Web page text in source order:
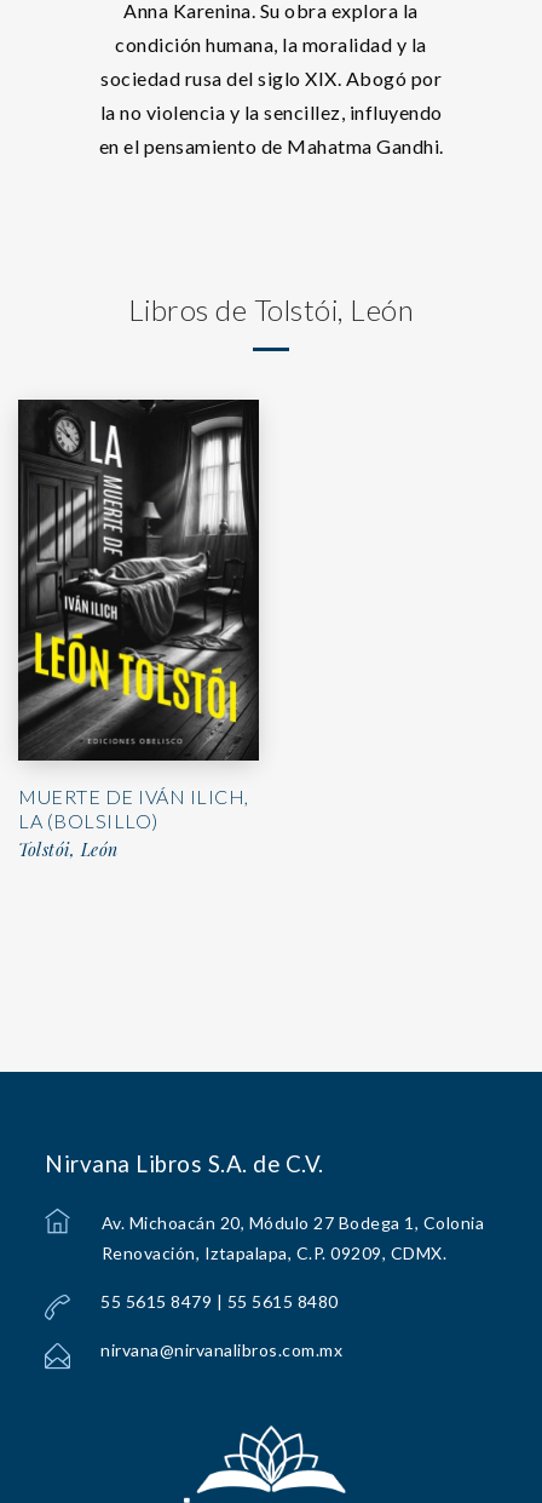
Anna Karenina. Su obra explora la
condición humana, la moralidad y la
sociedad rusa del siglo XIX. Abogó por
la no violencia y la sencillez, influyendo
en el pensamiento de Mahatma Gandhi.
Libros de Tolstói, León
MUERTE DE IVÁN ILICH,
LA (BOLSILLO)
Tolstói, León
Nirvana Libros S.A. de C.V.
Av. Michoacán 20, Módulo 27 Bodega 1, Colonia
Renovación, Iztapalapa, C.P. 09209, CDMX.
55 5615 8479 | 55 5615 8480
nirvana@nirvanalibros.com.mx